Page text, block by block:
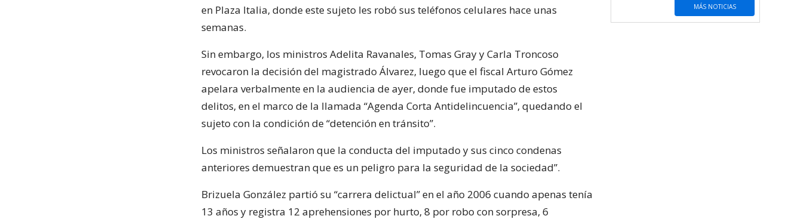
en Plaza Italia, donde este sujeto les robó sus teléfonos celulares hace unas
semanas.
Sin embargo, los ministros Adelita Ravanales, Tomas Gray y Carla Troncoso
revocaron la decisión del magistrado Álvarez, luego que el fiscal Arturo Gómez
apelara verbalmente en la audiencia de ayer, donde fue imputado de estos
delitos, en el marco de la llamada “Agenda Corta Antidelincuencia”, quedando el
sujeto con la condición de “detención en tránsito”.
Los ministros señalaron que la conducta del imputado y sus cinco condenas
anteriores demuestran que es un peligro para la seguridad de la sociedad”.
Brizuela González partió su “carrera delictual” en el año 2006 cuando apenas tenía
13 años y registra 12 aprehensiones por hurto, 8 por robo con sorpresa, 6
MÁS NOTICIAS